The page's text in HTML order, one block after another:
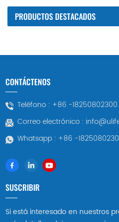
PRODUCTOS DESTACADOS
CONTÁCTENOS
Teléfono : +86 -18250802300
Correo electrónico :
Whatsapp : +86 -
SUSCRIBIR
Si está interesado en nuestros